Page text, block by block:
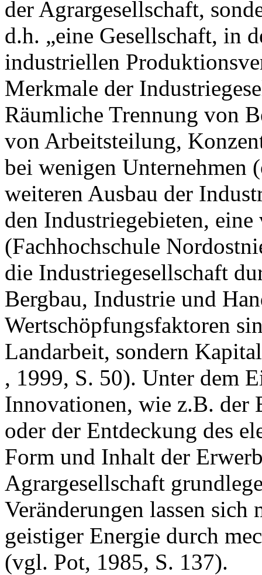
der Agrargesellschaft,
d.h. „eine Gesellschaft, in
industriellen
Merkmale der
Räumliche Trennung von
von Arbeitsteilung,
bei wenigen Unternehmen
weiteren Ausbau der
den Industriegebieten,
(Fachhochschule
die Industriegesellschaft
Bergbau, Industrie und
Wertschöpfungsfaktoren
Landarbeit, sondern
, 1999, S. 50). Unter dem
Innovationen, wie z.B. der
oder der Entdeckung des
Form und Inhalt der
Agrargesellschaft
Veränderungen lassen
geistiger Energie durch
(vgl. Pot, 1985, S. 137).